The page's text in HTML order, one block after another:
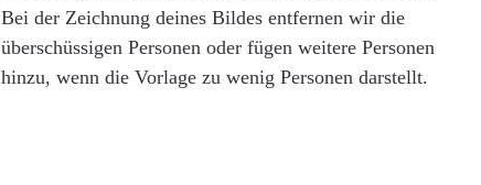
Bei der Zeichnung deines Bildes entfernen wir die
überschüssigen Personen oder fügen weitere Personen
hinzu, wenn die Vorlage zu wenig Personen darstellt.